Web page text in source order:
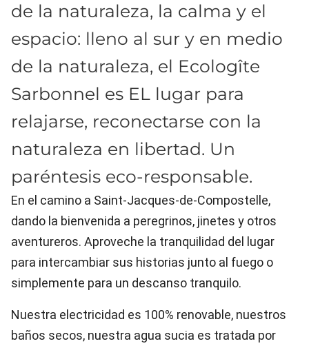
de la naturaleza, la calma y el
espacio: lleno al sur y en medio
de la naturaleza, el Ecologîte
Sarbonnel es EL lugar para
relajarse, reconectarse con la
naturaleza en libertad. Un
paréntesis eco-responsable.
En el camino a Saint-Jacques-de-Compostelle,
dando la bienvenida a peregrinos, jinetes y otros
aventureros. Aproveche la tranquilidad del lugar
para intercambiar sus historias junto al fuego o
simplemente para un descanso tranquilo.
Nuestra electricidad es 100% renovable, nuestros
baños secos, nuestra agua sucia es tratada por